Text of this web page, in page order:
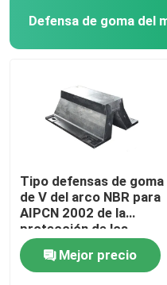
Defensa de goma de la
Tug Boat Fenders
Defensas del rodillo
Defensas submarinas
Defensa de goma del
Tipo defensas de goma
de V del arco NBR para
AIPCN 2002 de la
protección de los
muelles
Mejor precio